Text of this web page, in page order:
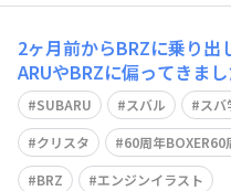
2ヶ月前からBRZに乗り出
ARUやBRZに偏ってきま
ロ、ローダウン＆深リム
というマインドに変わっ
ら なのか SUBARUという
共感して頂ける方いらっし
SUBARU スバル スバ
クリスタ
60周年
BRZ
エンジンイラスト